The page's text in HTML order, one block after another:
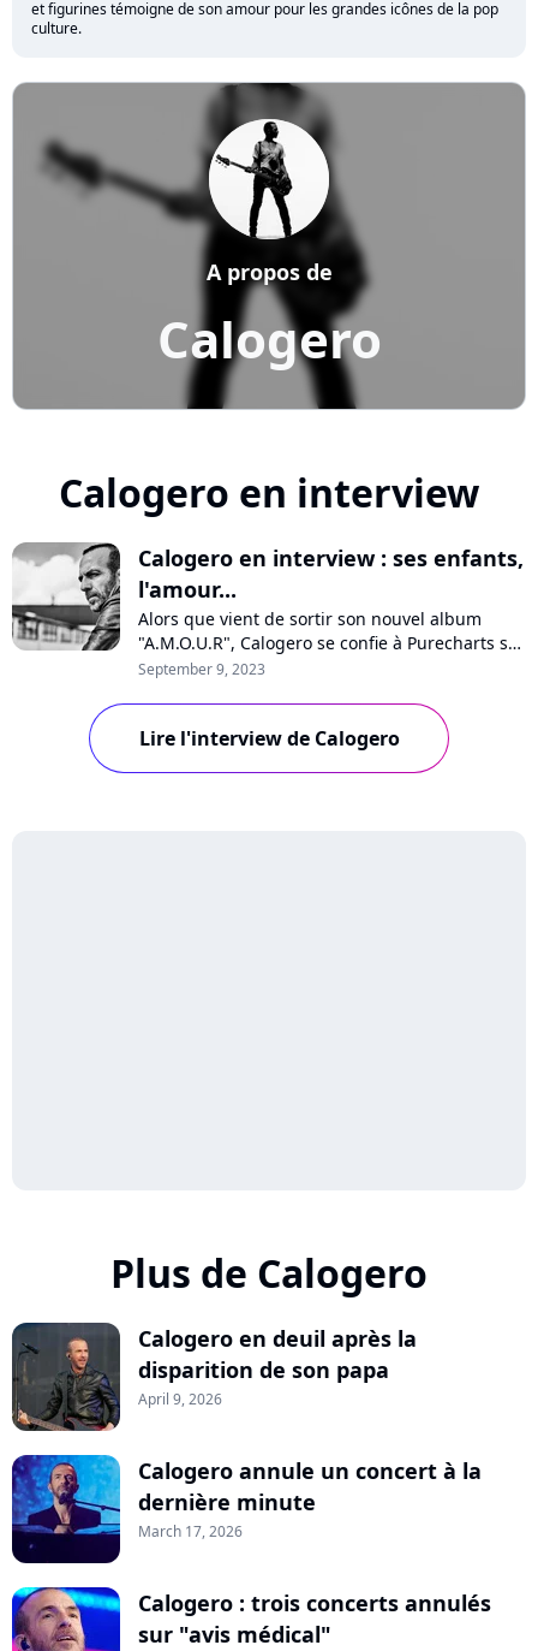
et figurines témoigne de son amour pour les grandes icônes de la pop
culture.
Calogero
A propos de
Calogero en interview
Calogero en interview : ses enfants,
l'amour...
Alors que vient de sortir son nouvel album
"A.M.O.U.R", Calogero se confie à Purecharts sur
la pression, sa vision de l'amour, son optimisme
disques ou encore ses enfants qui chantent sur
quelques titres. Interview avec un artiste
September 9, 2023
Lire l'interview de Calogero
Plus de Calogero
Calogero en deuil après la
disparition de son papa
April 9, 2026
Calogero annule un concert à la
dernière minute
March 17, 2026
Calogero : trois concerts annulés
sur "avis médical"